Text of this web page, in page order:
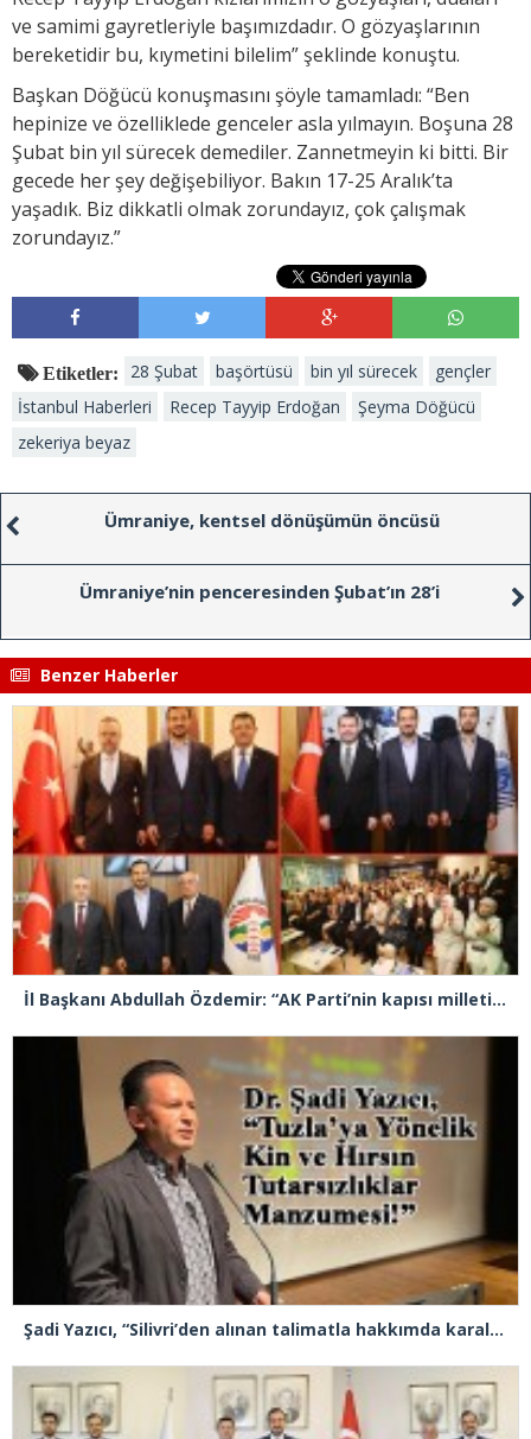
ve samimi gayretleriyle başımızdadır. O gözyaşlarının
bereketidir bu, kıymetini bilelim” şeklinde konuştu.
Başkan Döğücü konuşmasını şöyle tamamladı: “Ben
hepinize ve özelliklede genceler asla yılmayın. Boşuna 28
Şubat bin yıl sürecek demediler. Zannetmeyin ki bitti. Bir
gecede her şey değişebiliyor. Bakın 17-25 Aralık’ta
yaşadık. Biz dikkatli olmak zorundayız, çok çalışmak
zorundayız.”
Etiketler: 28 Şubat başörtüsü bin yıl sürecek
gençler
İstanbul Haberleri
Recep Tayyip Erdoğan
Şeyma Döğücü
zekeriya beyaz
Ümraniye, kentsel dönüşümün öncüsü
Ümraniye’nin penceresinden Şubat’ın 28’i
Benzer Haberler
İl Başkanı Abdullah Özdemir: “AK Parti’nin kapısı milletine hizmet etmek isteyen herkese açıktır”
Şadi Yazıcı, “Silivri’den alınan talimatla hakkımda karalama kampanyası yürütülüyor”